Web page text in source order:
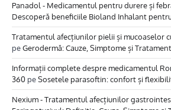
Panadol - Medicamentul pentru durere și
Descoperă beneficiile Bioland Inhalant
Tratamentul afecțiunilor pielii și mucoaselor
peGerodermă: Cauze, Simptome și
Informații complete despre medicamentul
360 peSosetele parasoftin: confort și
Nexium - Tratamentul afecțiunilor